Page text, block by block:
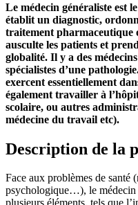
Le médecin généraliste est
établit un diagnostic,
traitement pharmaceutique
ausculte les patients et
globalité. Il y a des
spécialistes d’une
exercent essentiellement
également travailler à
scolaire, ou autres
médecine du travail etc).
Description de la
Face aux problèmes de santé
psychologique…), le médecin